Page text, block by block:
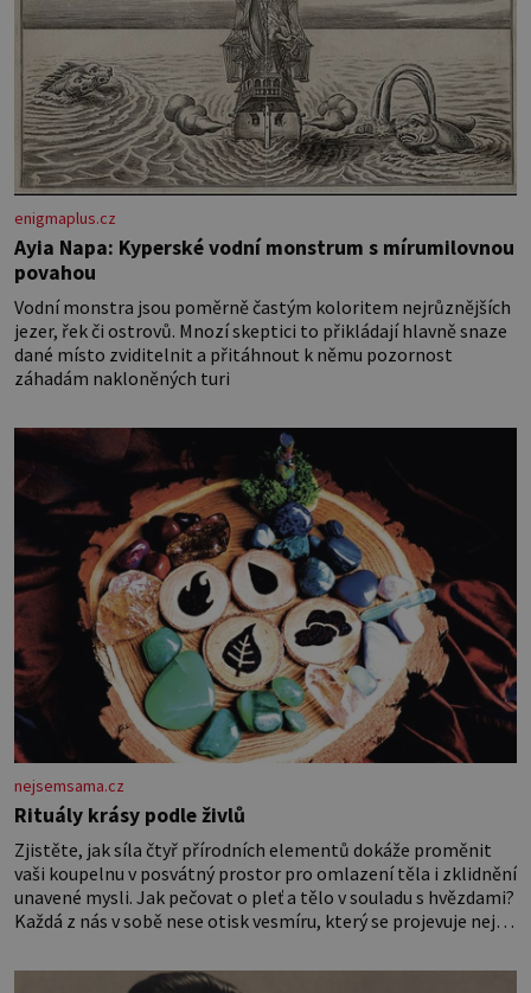
enigmaplus.cz
Ayia Napa: Kyperské vodní monstrum s mírumilovnou
povahou
Vodní monstra jsou poměrně častým koloritem nejrůznějších
jezer, řek či ostrovů. Mnozí skeptici to přikládají hlavně snaze
dané místo zviditelnit a přitáhnout k němu pozornost
záhadám nakloněných turi
nejsemsama.cz
Rituály krásy podle živlů
Zjistěte, jak síla čtyř přírodních elementů dokáže proměnit
vaši koupelnu v posvátný prostor pro omlazení těla i zklidnění
unavené mysli. Jak pečovat o pleť a tělo v souladu s hvězdami?
Každá z nás v sobě nese otisk vesmíru, který se projevuje nejen
Ženy narozené ve znamení Berana, Lva a Střelce v sobě nesou